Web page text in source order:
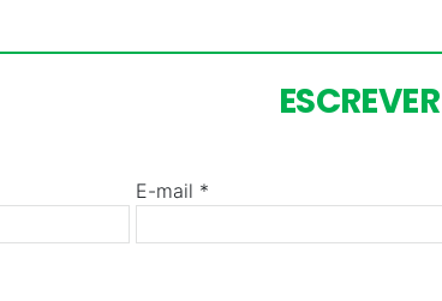
E-mail *